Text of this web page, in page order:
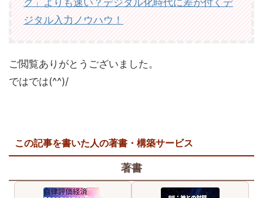
グ」よりも速い？デジタル化時代に差が付くデ
ジタル入力ノウハウ！
ご閲覧ありがとうございました。
ではでは(^^)/
この記事を書いた人の著書・構築サービス
著書